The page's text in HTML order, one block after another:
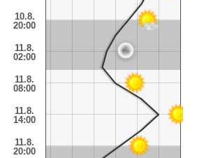
10.8.
20:00
11.8.
02:00
11.8.
08:00
11.8.
14:00
11.8.
20:00